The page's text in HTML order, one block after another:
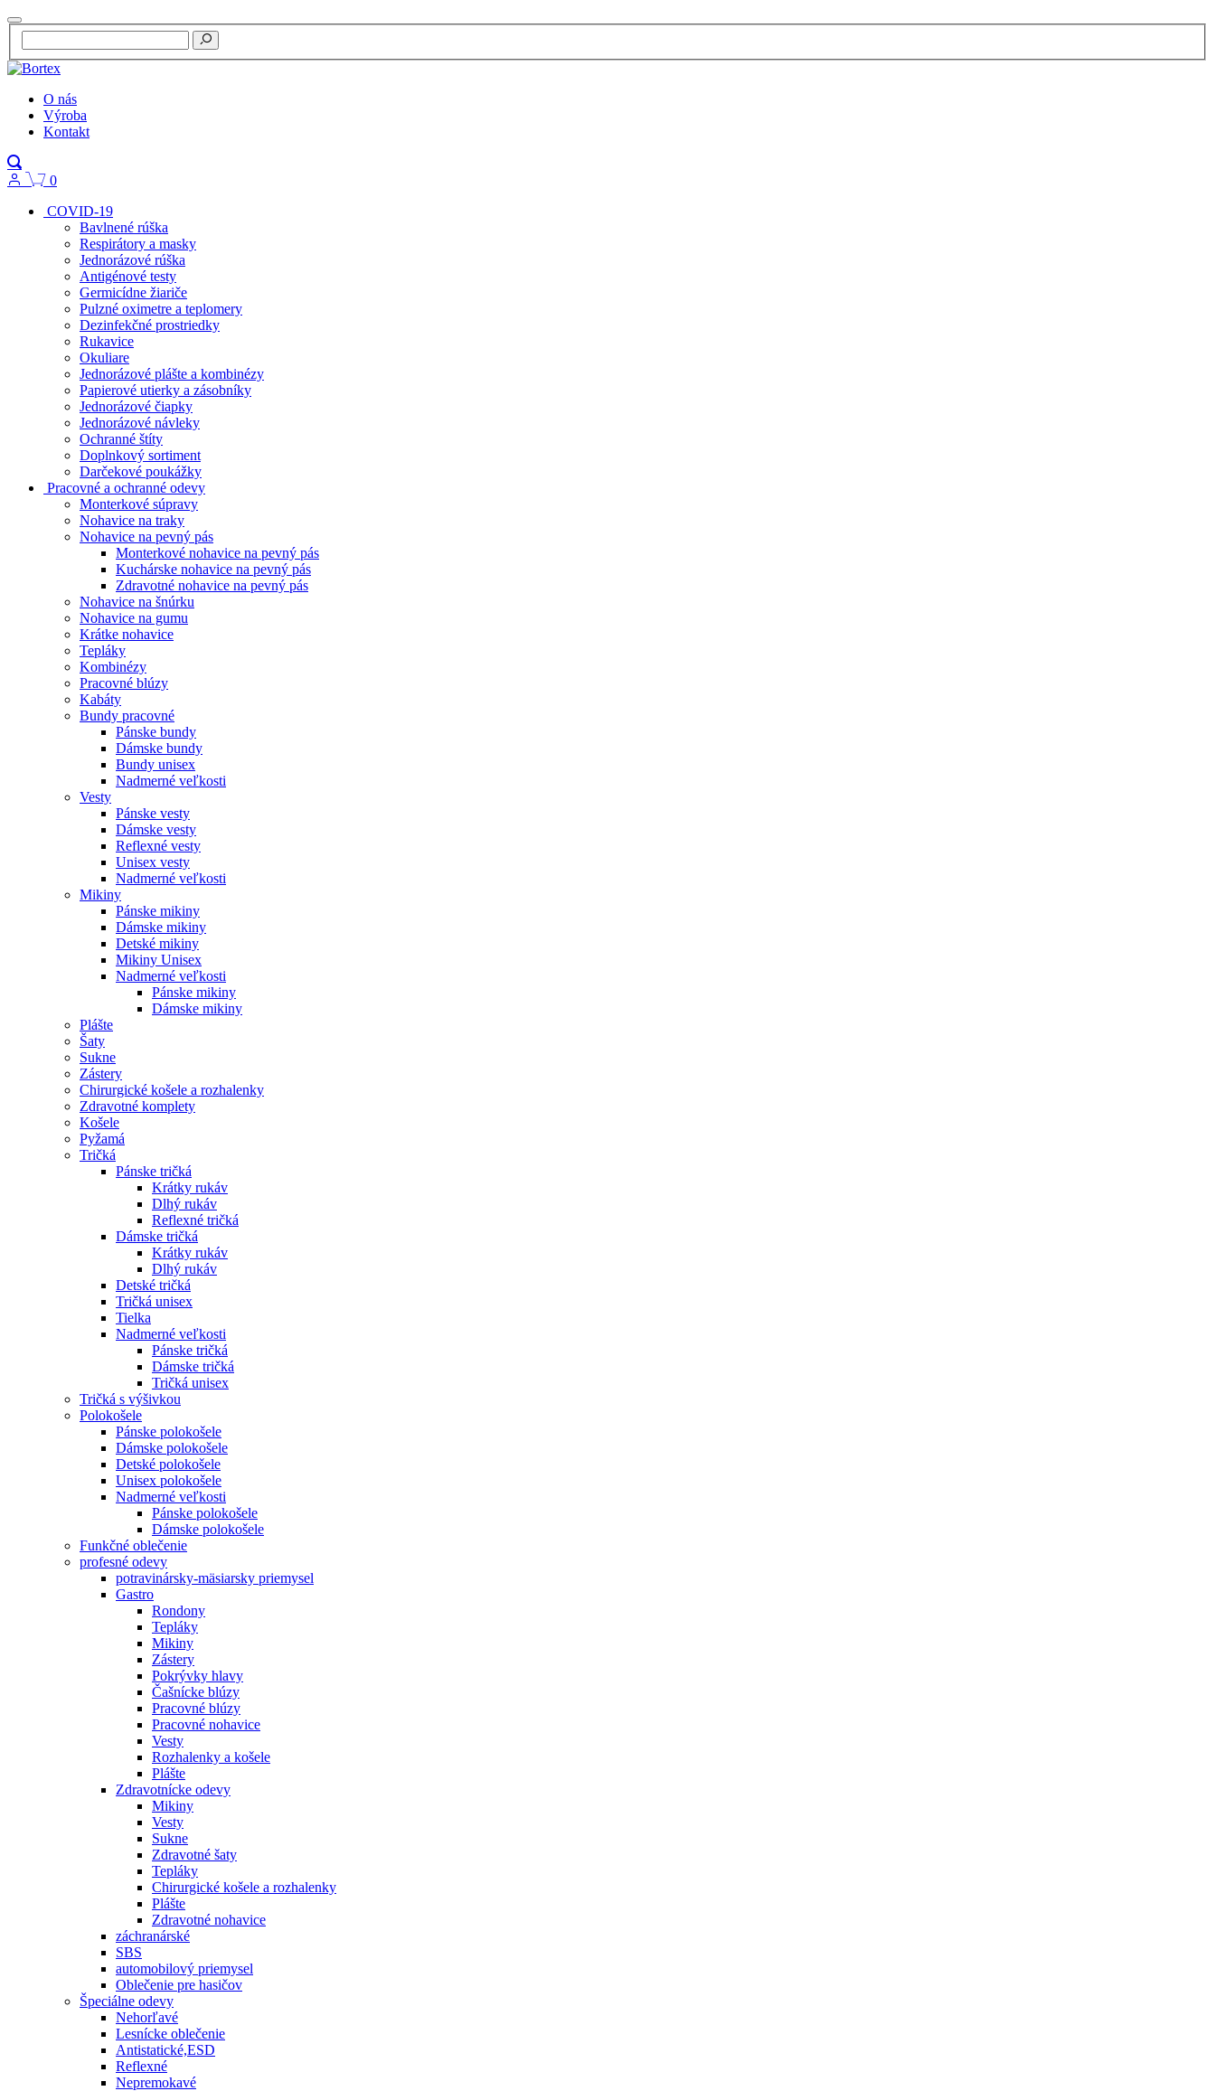
O nás
Výroba
Kontakt
0
COVID-19
Bavlnené rúška
Respirátory a masky
Jednorázové rúška
Antigénové testy
Germicídne žiariče
Pulzné oximetre a teplomery
Dezinfekčné prostriedky
Rukavice
Okuliare
Jednorázové plášte a kombinézy
Papierové utierky a zásobníky
Jednorázové čiapky
Jednorázové návleky
Ochranné štíty
Doplnkový sortiment
Darčekové poukážky
Pracovné a ochranné odevy
Monterkové súpravy
Nohavice na traky
Nohavice na pevný pás
Monterkové nohavice na pevný pás
Kuchárske nohavice na pevný pás
Zdravotné nohavice na pevný pás
Nohavice na šnúrku
Nohavice na gumu
Krátke nohavice
Tepláky
Kombinézy
Pracovné blúzy
Kabáty
Bundy pracovné
Pánske bundy
Dámske bundy
Bundy unisex
Nadmerné veľkosti
Vesty
Pánske vesty
Dámske vesty
Reflexné vesty
Unisex vesty
Nadmerné veľkosti
Mikiny
Pánske mikiny
Dámske mikiny
Detské mikiny
Mikiny Unisex
Nadmerné veľkosti
Pánske mikiny
Dámske mikiny
Plášte
Šaty
Sukne
Zástery
Chirurgické košele a rozhalenky
Zdravotné komplety
Košele
Pyžamá
Tričká
Pánske tričká
Krátky rukáv
Dlhý rukáv
Reflexné tričká
Dámske tričká
Krátky rukáv
Dlhý rukáv
Detské tričká
Tričká unisex
Tielka
Nadmerné veľkosti
Pánske tričká
Dámske tričká
Tričká unisex
Tričká s výšivkou
Polokošele
Pánske polokošele
Dámske polokošele
Detské polokošele
Unisex polokošele
Nadmerné veľkosti
Pánske polokošele
Dámske polokošele
Funkčné oblečenie
profesné odevy
potravinársky-mäsiarsky priemysel
Gastro
Rondony
Tepláky
Mikiny
Zástery
Pokrývky hlavy
Čašnícke blúzy
Pracovné blúzy
Pracovné nohavice
Vesty
Rozhalenky a košele
Plášte
Zdravotnícke odevy
Mikiny
Vesty
Sukne
Zdravotné šaty
Tepláky
Chirurgické košele a rozhalenky
Plášte
Zdravotné nohavice
záchranárské
SBS
automobilový priemysel
Oblečenie pre hasičov
Špeciálne odevy
Nehorľavé
Lesnícke oblečenie
Antistatické,ESD
Reflexné
Nepremokavé